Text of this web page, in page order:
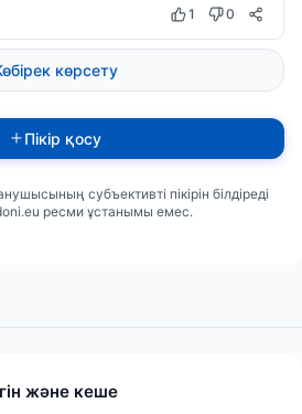
және кеше
1 0
көрсету
Пікір қосу
субъективті пікірін білдіреді
ресми ұстанымы емес.